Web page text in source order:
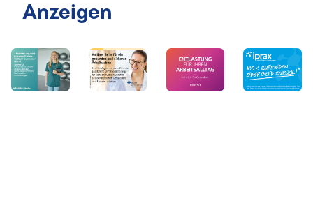
Anzeigen